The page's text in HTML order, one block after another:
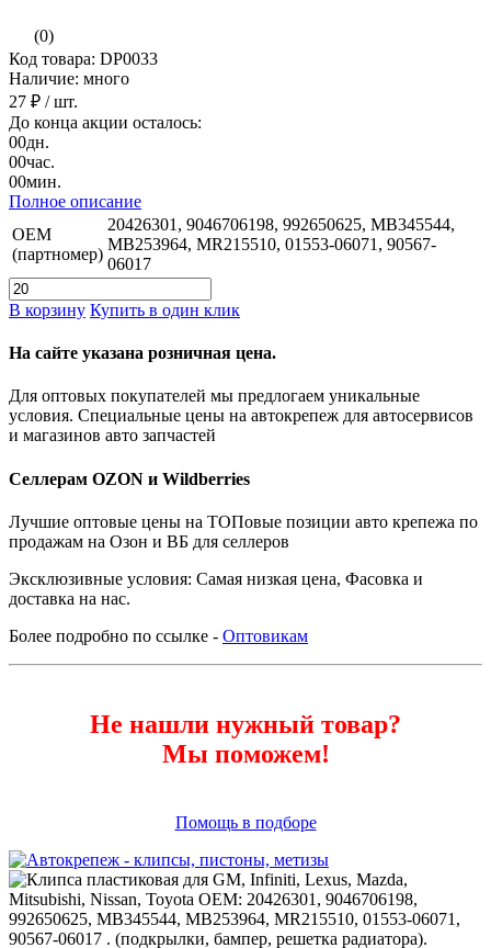
(0)
Код товара: DP0033
Наличие: много
27 ₽ / шт.
До конца акции осталось:
00дн.
00час.
00мин.
Полное описание
OEM
(партномер)
20426301, 9046706198, 992650625, MB345544,
MB253964, MR215510, 01553-06071, 90567-
06017
В корзину Купить в один клик
На сайте указана розничная цена.
Для оптовых покупателей мы предлогаем уникальные
условия. Специальные цены на автокрепеж для автосервисов
и магазинов авто запчастей
Селлерам OZON и Wildberries
Лучшие оптовые цены на ТОПовые позиции авто крепежа по
продажам на Озон и ВБ для селлеров
Эксклюзивные условия: Самая низкая цена, Фасовка и
доставка на нас.
Более подробно по ссылке - Оптовикам
Не нашли нужный товар?
Мы поможем!
Помощь в подборе